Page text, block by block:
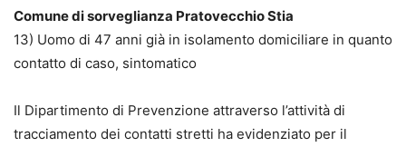
Comune di sorveglianza Pratovecchio Stia
13) Uomo di 47 anni già in isolamento domiciliare in quanto
contatto di caso, sintomatico
Il Dipartimento di Prevenzione attraverso l’attività di
tracciamento dei contatti stretti ha evidenziato per il